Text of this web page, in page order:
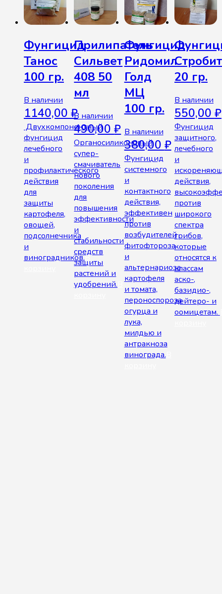
Фунгицид
Танос
100 гр.
В наличии
1140,00 ₽
Двухкомпонентный
фунгицид
лечебного
и
профилактического
действия
для
защиты
картофеля,
овощей,
подсолнечника
и
виноградников.В
Прилипатель
Сильвет
408 50
мл
В наличии
490,00₽
Органосиликоновый
супер-
смачиватель
нового
поколения
для
повышения
эффективности
и
стабильности
средств
защиты
растений и
удобрений.
Фунгицид
Ридомил
Голд
МЦ
100 гр.
В наличии
380,00 ₽
Фунгицид
системного
и
контактного
действия,
эффективен
против
возбудителей
фитофтороза
и
альтернариоза
картофеля
и томата,
пероноспороза
огурца и
лука,
милдью и
антракноза
винограда.
20 гр.
В наличии
550,00 ₽
Фунгицид
защитного,
лечебного
и
действия,
против
широкого
спектра
грибов,
которые
относятся к
классам
аско-,
базидио-,
дейтеро- и
оомицетам.